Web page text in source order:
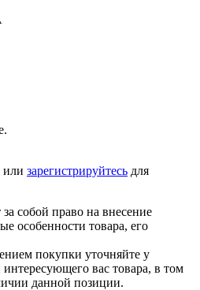
или зарегистрируйтесь для
собой право на внесение
особенности товара, его
покупки уточняйте у
вас товара, в том
данной позиции.